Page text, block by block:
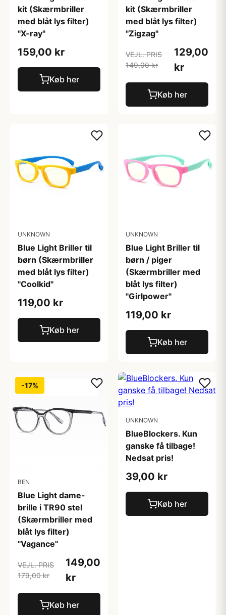
kit (Skærmbriller
med blåt lys filter)
"X-ray"
159,00 kr
Køb her
kit (Skærmbriller
med blåt lys filter)
"Zigzag"
VEJL. PRIS
149,00 kr
129,00
kr
Køb her
UNKNOWN
Blue Light Briller til
børn (Skærmbriller
med blåt lys filter)
"Coolkid"
119,00 kr
Køb her
UNKNOWN
Blue Light Briller til
børn / piger
(Skærmbriller med
blåt lys filter)
"Girlpower"
119,00 kr
Køb her
-17%
BEN
Blue Light dame-
brille i TR90 stel
(Skærmbriller med
blåt lys filter)
"Vagance"
VEJL. PRIS
179,00 kr
149,00
kr
Køb her
UNKNOWN
BlueBlockers. Kun
ganske få tilbage!
Nedsat pris!
39,00 kr
Køb her